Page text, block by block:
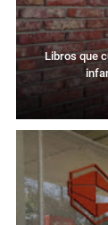
Libros que